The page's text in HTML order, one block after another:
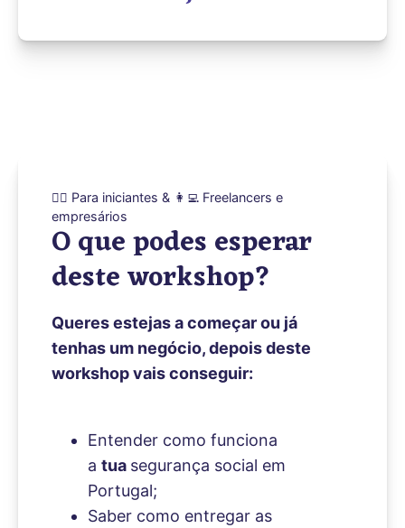
🙋‍♀️ Para iniciantes & 👩‍💻 Freelancers e
empresários
O que podes esperar
deste workshop?
Queres estejas a começar ou já
tenhas um negócio, depois deste
workshop vais conseguir:
Entender como funciona
a tua segurança social em
Portugal;
Saber como entregar as